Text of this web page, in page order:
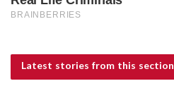
Latest stories from this section